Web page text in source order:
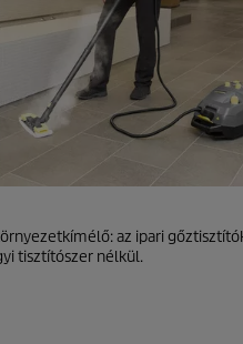
az ipari
tisztítószer nélkül.